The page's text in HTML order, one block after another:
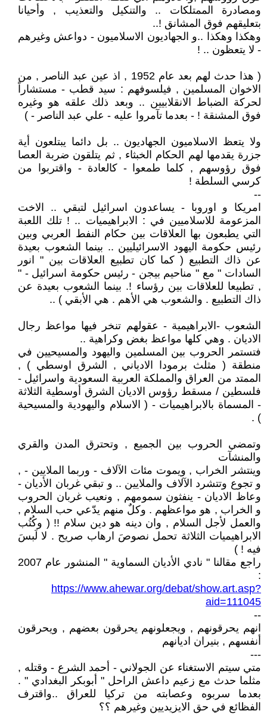
ومصادرة الممتلكات .. والتنكيل والتعذيب , وأحيانا
بتعليقهم فوق المشانق !..
وهكذا وهكذا ..و الجهاديون الاسلاميون - دواعش وغيرهم
- لا يتعظون .. !
( هذا حدث لهم بعد عام 1952 , اذ عين عبد الناصر , من
الاخوان المسلمين , فيلسوفهم : سيد قطب - مستشاراً
لحركة الضباط الانقلابيين .. وبعد ذلك علقه هو وغيره
فوق المشنقة ! - بعدما تآمروا عليه - علي عبد الناصر - )
ولا يتعظ الاسلاميون الجهاديون .. بل دائما يبتلعون أية
جزرة يقدمها لهم الحكام الخبثاء , ثم يتلقون ضربة العصا
فوق رؤوسهم , كلما طمعوا - كالعادة - واقتربوا من
كرسي السلطة !
--
امريكا و اوروبا - يساعدون اسرائيل لتبقي .. الاخت
المزعومة للاسلاميين في : الابراهيميات .. ! تلك اللعبة
التي يطبعون بها العلاقات بين حكام النفط العربي وبين
رئيس حكومة اليهود الاسرائيليين .. بينما الشعوب بعيدة
عن ذاك التطبيع ( كما كان تطبيع العلاقات بين " انور
السادات " مع " مناحيم بيجن - رئيس حكومة اسرائيل - "
, تطبيعا للعلاقات بين رؤساء !. بينما الشعوب بعيدة عن
ذاك التطبيع . والشعوب هي الأهم . هي الأبقي ) ..
الشعوب -الابراهيمية - عقولهم تنخر فيها مواعظ رجال
الاديان . وهي كلها مواعظ بغض وكراهية ..
فتستمر الحروب بين المسلمين واليهود والمسيحيين في
منطقة ( مثلث برمودا الادياني , الشرق اوسطي ) ,
الممتد من العراق والمملكة العربية السعودية واسرائيل -
فلسطين / مسقط رؤوس الاديان الشرق أوسطية الثلاثة
- المسماة بالابراهيميات - ( الاسلام واليهودية والمسيحية
) .
وتمضي الحروب بين الجميع , وتحترق المدن والقري
والمنشآت
وينتشر الخراب , ويموت مئات الآلاف - وربما الملايين - ,
و تجوع وتتشرد الآلاف والملايين .. و تبقي غربان الأديان -
وعاظ الاديان - ينفثون سمومهم , ونعيب غربان الحروب
و الخراب , هو مواعظهم . وكلٌ منهم يدّعي حب السلام ,
والعمل لأجل السلام , وان دينه هو دين سلام !! ( وكُتُب
الابراهيميات الثلاثة تحمل نصوصَ ارهاب صريح . لا لَبسَ
فيه ! )
راجع مقالنا " نادي الأديان السماوية " المنشور عام 2007
:
https://www.ahewar.org/debat/show.art.asp?
aid=111045
--
انهم يحرقونهم , ويجعلونهم يحرقون بعضهم , ويحرقون
أنفسهم , بنيران اديانهم
---
متي سيتم الاستغناء عن الجولاني - أحمد الشرع - وقتله ,
مثلما حدث مع زعيم داعش الراحل " أبوبكر البغدادي " .
بعدما سربوه وعصابته من تركيا للعراق ..واقترف
الفظائع في حق الايزيديين وغيرهم ؟؟